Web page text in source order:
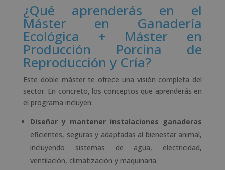
¿Qué aprenderás en el
Máster en Ganadería
Ecológica + Máster en
Producción Porcina de
Reproducción y Cría?
Este doble máster te ofrece una visión completa del
sector. En concreto, los conceptos que aprenderás en
el programa incluyen:
Diseñar y mantener instalaciones ganaderas
eficientes, seguras y adaptadas al bienestar animal,
incluyendo sistemas de agua, electricidad,
ventilación, climatización y maquinaria.